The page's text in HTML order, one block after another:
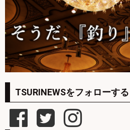
TSURINEWSをフォローする